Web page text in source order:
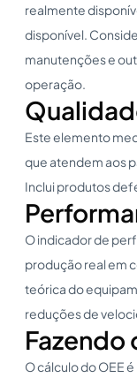
realmente
disponível.
manutenções e
operação.
Este elemento
que atendem aos
Inclui produtos
O indicador de
produção real em
teórica do
reduções de
Fazendo
O cálculo do OEE